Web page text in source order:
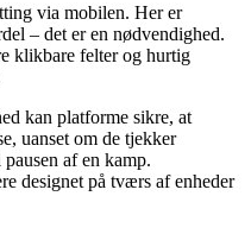
via mobilen. Her er
– det er en nødvendighed.
klikbare felter og hurtig
kan platforme sikre, at
uanset om de tjekker
af en kamp.
designet på tværs af enheder